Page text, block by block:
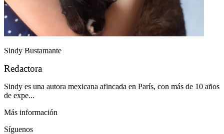
Sindy Bustamante
Redactora
Sindy es una autora mexicana afincada en París, con más de 10 años
de expe...
Más información
Síguenos